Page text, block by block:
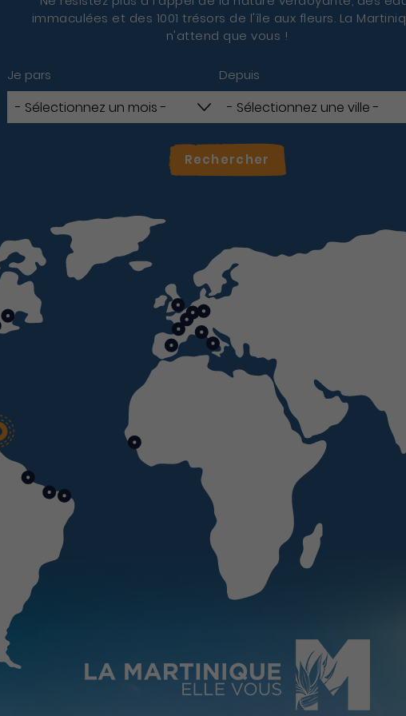
immaculées et des 1001 trésors de l'île aux fleurs. La
n'attend que vous !
Je pars Depuis
Rechercher